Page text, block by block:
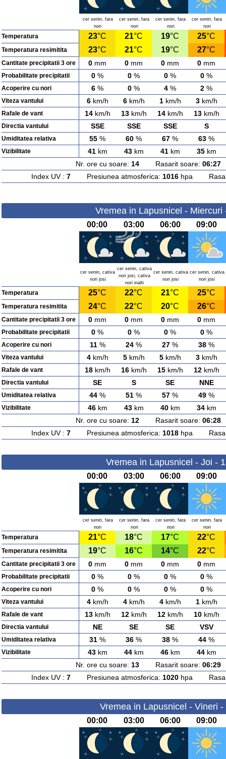
cer senin, fara
nori
cer senin, fara
nori
cer senin, fara
nori
cer senin, fara
nori
Temperatura 23°C 21°C 19°C 25°C
Temperatura resimitita 23°C 21°C 19°C 27°C
Cantitate precipitatii 3 ore 0 mm 0 mm 0 mm 0 mm
Probabilitate precipitatii 0 % 0 % 0 % 0 %
Acoperire cu nori 6 % 0 % 4 % 2 %
Viteza vantului 6km/h 6km/h 1km/h 3km/h
Rafale de vant 14km/h 13km/h 14km/h 13km/h
Directia vantului SSE SSE SSE S
Umiditatea relativa 55 % 60 % 67 % 63 %
Vizibilitate 41km 43km 41km 35km
Nr. ore cu soare: 14Rasarit soare: 06:27
Index UV : 7Presiunea atmosferica: 1016hpa
Vremea in Lapusnicel - Miercuri
00:00 03:00 06:00 09:00
cer senin, cativa
nori josi
cer senin, cativa
nori josi, cativa
nori inalti
cer senin, cativa
nori josi
cer senin, cativa
nori josi
Temperatura 25°C 22°C 21°C 25°C
Temperatura resimitita 24°C 22°C 20°C 26°C
Cantitate precipitatii 3 ore 0 mm 0 mm 0 mm 0 mm
Probabilitate precipitatii 0 % 0 % 0 % 0 %
Acoperire cu nori 11% 24 % 27 % 38 %
Viteza vantului 4km/h 5km/h 5km/h 3km/h
Rafale de vant 18km/h 16km/h 15km/h 12km/h
Directia vantului SE S SE NNE
Umiditatea relativa 44 % 51 % 57 % 49 %
Vizibilitate 46km 43km 40km 34km
Nr. ore cu soare: 12Rasarit soare: 06:28
Index UV : 7Presiunea atmosferica: 1018hpa
Vremea in Lapusnicel - Joi -
00:00 03:00 06:00 09:00
cer senin, fara
nori
cer senin, fara
nori
cer senin, fara
nori
cer senin, fara
nori
Temperatura 21°C 18°C 17°C 22°C
Temperatura resimitita 19°C 16°C 14°C 22°C
Cantitate precipitatii 3 ore 0 mm 0 mm 0 mm 0 mm
Probabilitate precipitatii 0 % 0 % 0 % 0 %
Acoperire cu nori 0 % 0 % 0 % 0 %
Viteza vantului 4km/h 4km/h 4km/h 1km/h
Rafale de vant 13km/h 12km/h 12km/h 10km/h
Directia vantului NE SE SE VSV
Umiditatea relativa 31 % 36 % 38 % 44 %
Vizibilitate 43km 44km 46km 44km
Nr. ore cu soare: 13Rasarit soare: 06:29
Index UV : 7Presiunea atmosferica: 1020hpa
Vremea in Lapusnicel - Vineri
00:00 03:00 06:00 09:00